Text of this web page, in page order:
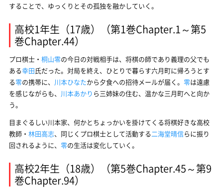
することで、ゆっくりとその孤独を融かしていく。
高校1年生（17歳）（第1巻Chapter.1～第5
巻Chapter.44）
プロ棋士・ 桐山零の今日の対戦相手は、将棋の師であり義理の父でも
ある幸田氏だった。対局を終え、ひとりで暮らす六月町に帰ろうとす
る零の携帯に、 川本ひなたから夕食への招待メールが届く。 零は遠慮
を感じながらも、 川本あかり ら三姉妹の住む、温かな三月町へと向か
う。
目まぐるしい川本家、何かとちょっかいを掛けてくる将棋好きな高校
教師・ 林田高志、同じくプロ棋士として活動する二海堂晴信らに振り
回されるように、 零の生活は変化していく。
高校2年生（18歳）（第5巻Chapter.45～第9
巻Chapter.94）